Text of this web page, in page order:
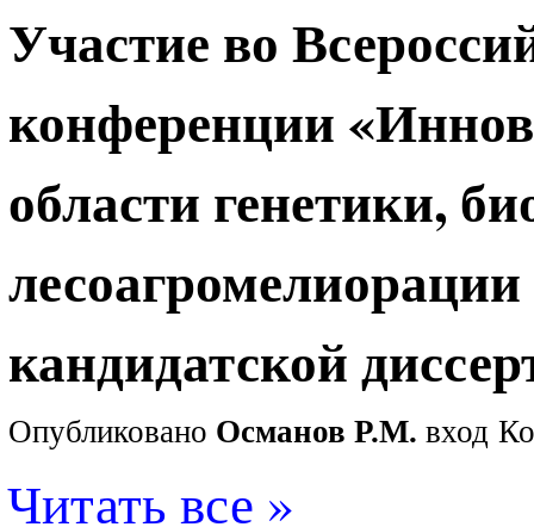
Участие во
конференции
области генетики,
кандидатской
Опубликовано Османов Р.М. вход
Читать все »